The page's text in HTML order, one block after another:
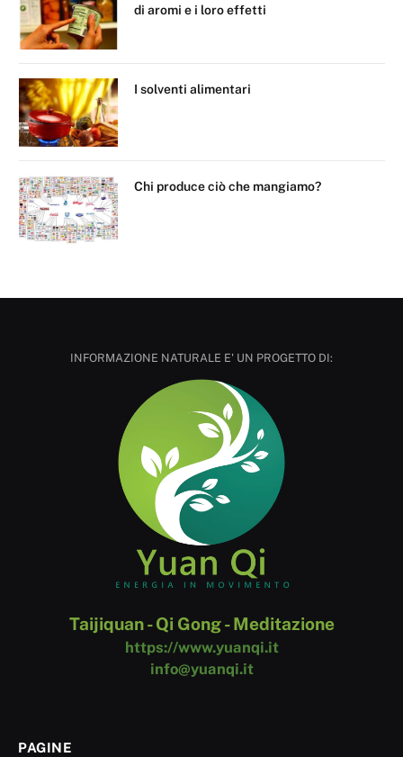
di aromi e i loro effetti
I solventi alimentari
Chi produce ciò che mangiamo?
INFORMAZIONE NATURALE E' UN PROGETTO DI:
Taijiquan - Qi Gong - Meditazione
https://www.yuanqi.it
info@yuanqi.it
PAGINE